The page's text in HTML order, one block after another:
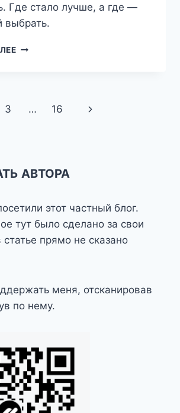
Где стало лучше, а где —
выбрать.
REVIT
3 … 16
Следующая
АВТОРА
этот частный блог.
тут было сделано за свои
статье прямо не сказано
меня, отсканировав
по нему.